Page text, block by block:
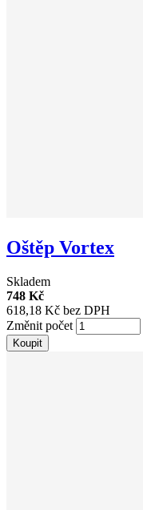
Oštěp Vortex
Skladem
748 Kč
618,18 Kč bez DPH
Změnit počet
Koupit